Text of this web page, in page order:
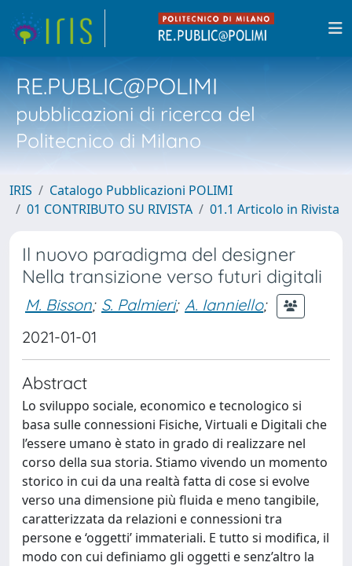
RE.PUBLIC@POLIMI
pubblicazioni di ricerca del
Politecnico di Milano
IRIS
Catalogo Pubblicazioni POLIMI
01 CONTRIBUTO SU RIVISTA
01.1 Articolo in Rivista
Il nuovo paradigma del designer
Nella transizione verso futuri digitali
M. Bisson; S. Palmieri; A. Ianniello;
2021-01-01
Abstract
Lo sviluppo sociale, economico e tecnologico si
basa sulle connessioni Fisiche, Virtuali e Digitali che
l’essere umano è stato in grado di realizzare nel
corso della sua storia. Stiamo vivendo un momento
storico in cui da una realtà fatta di cose si evolve
verso una dimensione più fluida e meno tangibile,
caratterizzata da relazioni e connessioni tra
persone e ‘oggetti’ immateriali. E tutto si modifica, il
modo con cui definiamo gli oggetti e senz’altro la